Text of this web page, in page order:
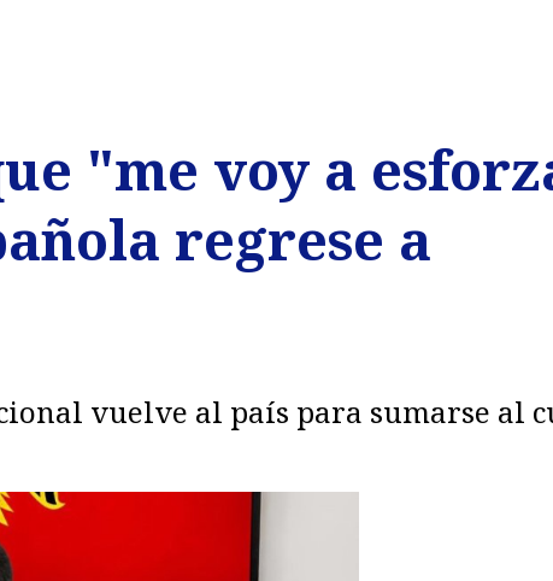
"me voy a
regrese a
vuelve al país para sumarse al